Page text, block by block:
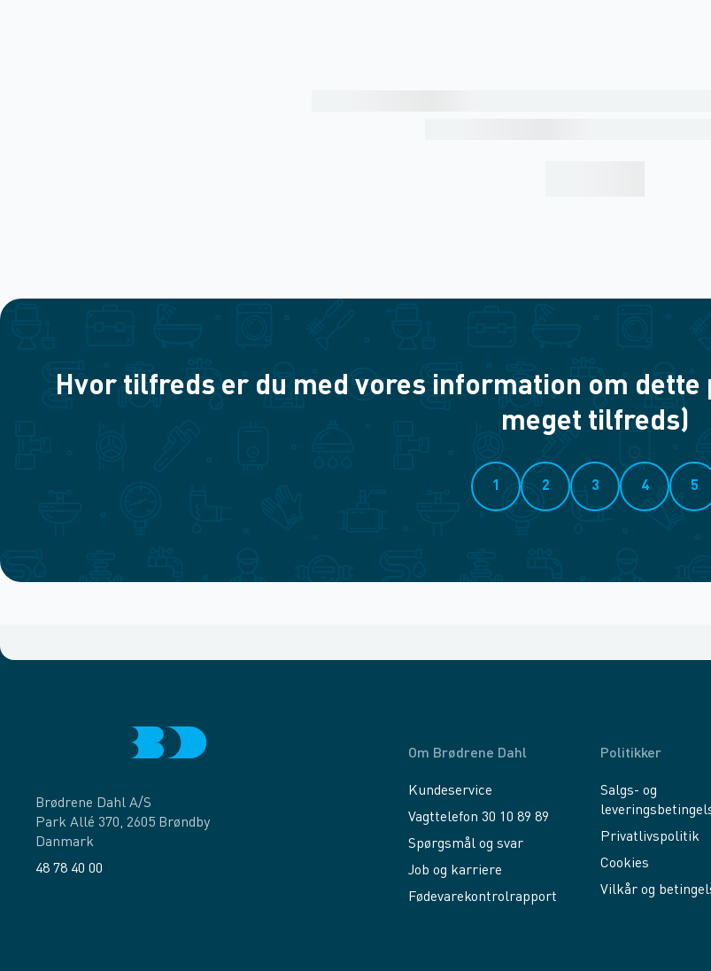
Hvor tilfreds er du med vores information om
meget tilfreds)
1 2 3 4 5
Brødrene Dahl A/S
Park Allé 370, 2605 Brøndby
Danmark
48 78 40 00
Om Brødrene Dahl
Kundeservice
Vagttelefon 30 10 89 89
Spørgsmål og svar
Job og karriere
Fødevarekontrolrapport
Politikker
Salgs- og
Privatlivspolitik
Cookies
Vilkår og